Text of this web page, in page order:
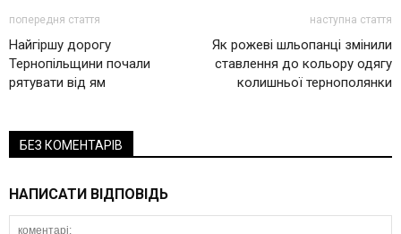
попередня стаття
Найгіршу дорогу
Тернопільщини почали
рятувати від ям
наступна стаття
Як рожеві шльопанці змінили
ставлення до кольору одягу
колишньої тернополянки
БЕЗ КОМЕНТАРІВ
НАПИСАТИ ВІДПОВІДЬ